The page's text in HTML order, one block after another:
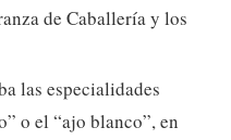
de Caballería y los
las especialidades
o el “ajo blanco”, en